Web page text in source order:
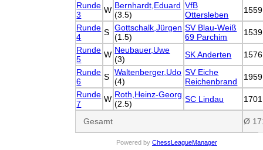
Runde
3
W Bernhardt,Eduard
(3.5)
VfB
Ottersleben
1559
Runde
4
S Gottschalk,Jürgen
(1.5)
SV Blau-Weiß
69 Parchim
1539
Runde
5
W Neubauer,Uwe
(3)
SK Anderten
1576
Runde
6
S Waltenberger,Udo
(4)
SV Eiche
Reichenbrand
1959
Runde
7
W Roth,Heinz-Georg
(2.5)
SC Lindau 1701
Gesamt Ø
Powered by ChessLeagueManager